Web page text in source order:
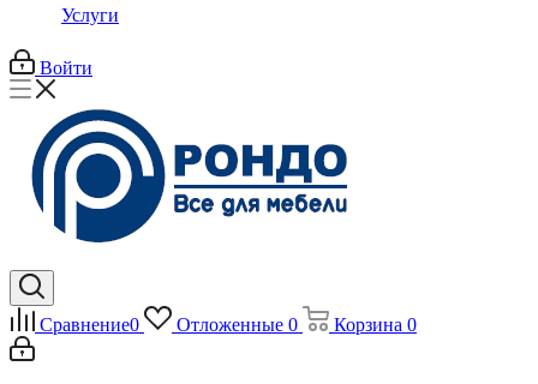
Услуги
Войти
Сравнение0 Отложенные 0 Корзина 0